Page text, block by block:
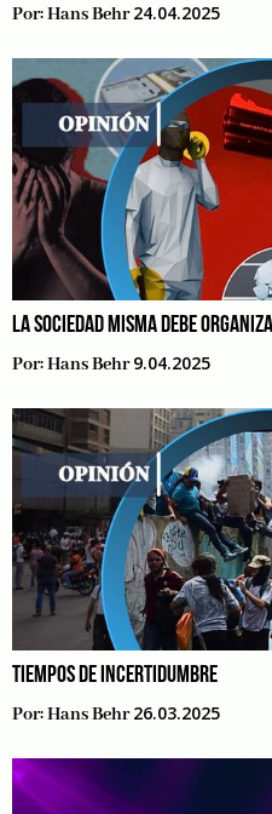
Por:Hans Behr 24.04.2025
LA SOCIEDAD MISMA DEBE
Por:Hans Behr 9.04.2025
TIEMPOS DE INCERTIDUMBRE
Por:Hans Behr 26.03.2025